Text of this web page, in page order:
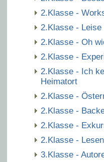
2.Klasse -
2.Klasse -
2.Klasse - Oh
2.Klasse -
2.Klasse - Ich
Heimatort
2.Klasse -
2.Klasse -
2.Klasse -
2.Klasse -
3.Klasse -